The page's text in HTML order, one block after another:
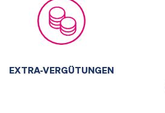
EXTRA-VERGÜTUNGEN